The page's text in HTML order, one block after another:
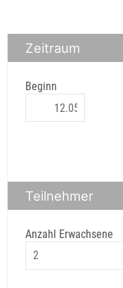
Zeitraum
Beginn
Teilnehmer
Anzahl Erwachsene